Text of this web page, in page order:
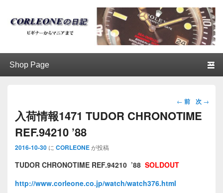
ブログ / アンティークロレックス
│CORLEONE
投稿ナビ
ゲーショ
← 前 次 →
入荷情報1471 TUDOR CHRONOTIME
REF.94210 ’88
2016-10-30 に CORLEONEが投稿
TUDOR CHRONOTIME REF.94210 ’88 SOLDOUT
http://www.corleone.co.jp/watch/watch376.html